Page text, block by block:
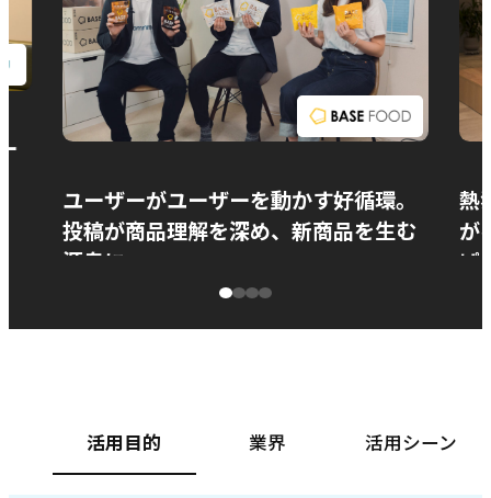
ユーザーがユーザーを動かす好循環。
投稿が商品理解を深め、新商品を生む
源泉に
熱
が
ぱ
活用目的 業界 活用シーン